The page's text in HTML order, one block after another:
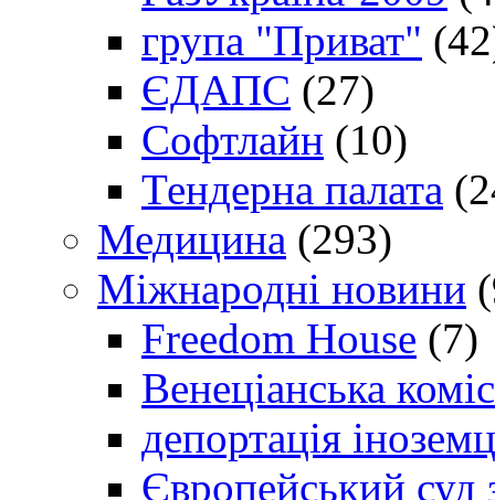
група "Приват"
ЄДАПС (27)
Софтлайн (10)
Тендерна палата
Медицина (293)
Міжнародні новини
Freedom House (7)
Венеціанська
депортація
Європейський